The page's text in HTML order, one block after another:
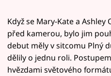
Když se Mary-Kate a
před kamerou, bylo jim
debut měly v sitcomu Plný
dělily o jednu roli.
hvězdami světového